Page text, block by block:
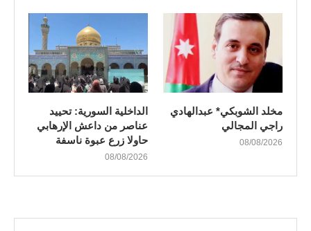
مخلد الشوبكي* عبدالهادي
راجي المجالي
08/08/2026
الداخلية السورية: تحييد
عناصر من داعش الإرهابي
حاولا زرع عبوة ناسفة
08/08/2026